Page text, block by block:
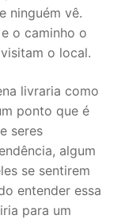
ninguém vê.
o caminho o
o local.
livraria como
ponto que é
seres
algum
se sentirem
entender essa
para um